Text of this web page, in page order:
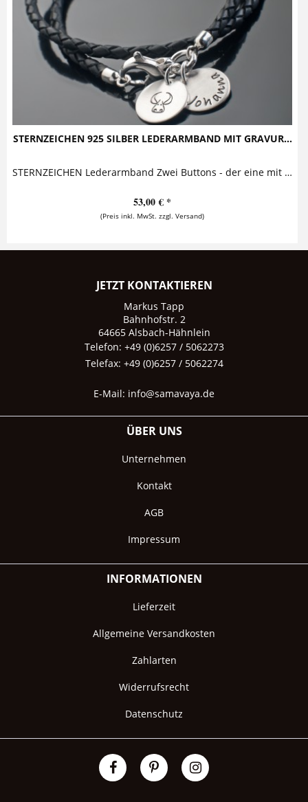
STERNZEICHEN 925 SILBER LEDERARMBAND MIT GRAVUR...
STERNZEICHEN Lederarmband Zwei Buttons - der eine mit einem Sternzeichenmotiv, der andere mit einem Namen bestempelt - baumeln an einem dreifach...
53,00 € *
(Preis inkl. MwSt. zzgl. Versand)
JETZT KONTAKTIEREN
Markus Tapp
Bahnhofstr. 2
64665 Alsbach-Hähnlein
Telefon: +49 (0)6257 / 5062273
Telefax: +49 (0)6257 / 5062274
E-Mail: info@samavaya.de
ÜBER UNS
Unternehmen
Kontakt
AGB
Impressum
INFORMATIONEN
Lieferzeit
Allgemeine Versandkosten
Zahlarten
Widerrufsrecht
Datenschutz